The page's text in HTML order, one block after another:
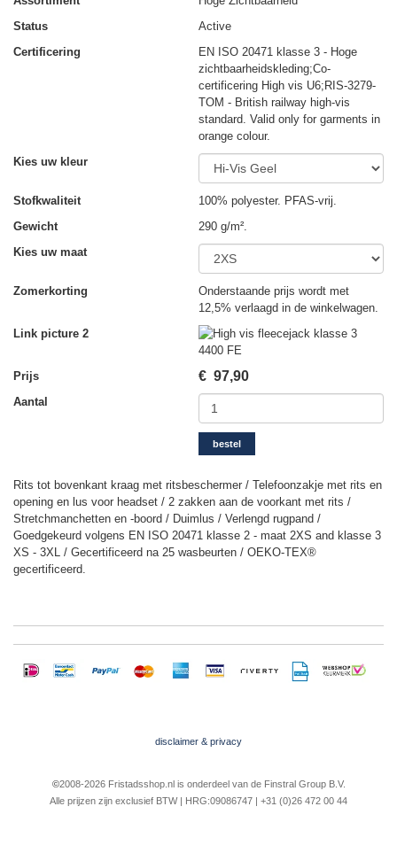
Status
Active
Certificering
EN ISO 20471 klasse 3 - Hoge
zichtbaarheidskleding;Co-
certificering High vis U6;RIS-3279-
TOM - British railway high-vis
standard. Valid only for garments in
orange colour.
Kies uw kleur
Stofkwaliteit
100% polyester. PFAS-vrij.
Gewicht
290 g/m².
Kies uw maat
Zomerkorting
Onderstaande prijs wordt met
12,5% verlaagd in de winkelwagen.
Link picture 2
Prijs € 97,90
Aantal
bestel
Rits tot bovenkant kraag met ritsbeschermer / Telefoonzakje met rits en
opening en lus voor headset / 2 zakken aan de voorkant met rits /
Stretchmanchetten en -boord / Duimlus / Verlengd rugpand /
Goedgekeurd volgens EN ISO 20471 klasse 2 - maat 2XS and klasse 3
XS - 3XL / Gecertificeerd na 25 wasbeurten / OEKO-TEX®
gecertificeerd.
disclaimer & privacy
©2008-2026 Fristadsshop.nl is onderdeel van de Finstral Group B.V.
Alle prijzen zijn exclusief BTW | HRG:09086747 | +31 (0)26 472 00 44